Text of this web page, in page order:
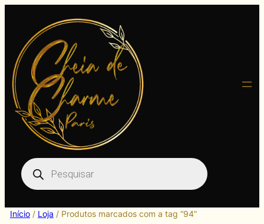
conteúdo
Pesquisar
produtos
Início/ Loja / Produtos marcados com a tag “94”